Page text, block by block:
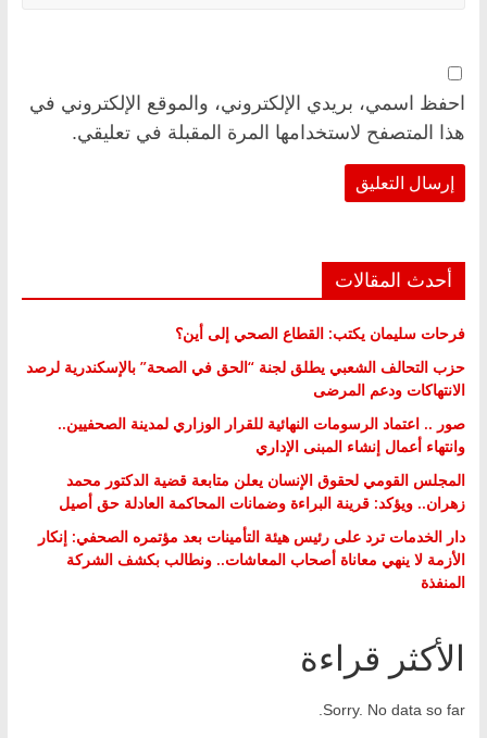
احفظ اسمي، بريدي الإلكتروني، والموقع الإلكتروني في
هذا المتصفح لاستخدامها المرة المقبلة في تعليقي.
أحدث المقالات
فرحات سليمان يكتب: القطاع الصحي إلى أين؟
حزب التحالف الشعبي يطلق لجنة “الحق في الصحة” بالإسكندرية لرصد
الانتهاكات ودعم المرضى
صور .. اعتماد الرسومات النهائية للقرار الوزاري لمدينة الصحفيين..
وانتهاء أعمال إنشاء المبنى الإداري
المجلس القومي لحقوق الإنسان يعلن متابعة قضية الدكتور محمد
زهران.. ويؤكد: قرينة البراءة وضمانات المحاكمة العادلة حق أصيل
دار الخدمات ترد على رئيس هيئة التأمينات بعد مؤتمره الصحفي: إنكار
الأزمة لا ينهي معاناة أصحاب المعاشات.. ونطالب بكشف الشركة
المنفذة
الأكثر قراءة
Sorry. No data so far.